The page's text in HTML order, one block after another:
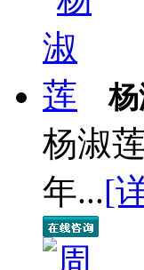
杨淑
年...[